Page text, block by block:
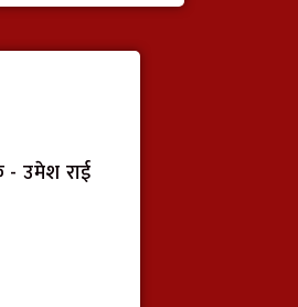
- उमेश राई